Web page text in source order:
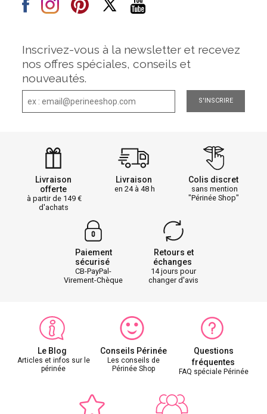
Inscrivez-vous à la newsletter et recevez
nos offres spéciales, conseils et
nouveautés.
S'INSCRIRE
Livraison
offerte
à partir de 149
d'achats
Livraison
en 24 à 48 h
Colis discret
sans mention
"Périnée Shop"
Paiement
sécurisé
CB-PayPal-
Virement-Chèque
Retours et
échanges
14 jours pour
changer d'avis
Le Blog
Articles et infos sur le
périnée
Conseils Périnée
Les conseils de
Périnée Shop
Questions
fréquentes
FAQ spéciale Périnée